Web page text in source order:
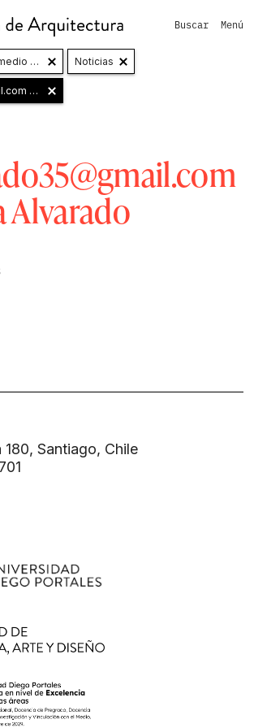
Buscar Menú
Noticias
Alvarado
180, Santiago, Chile